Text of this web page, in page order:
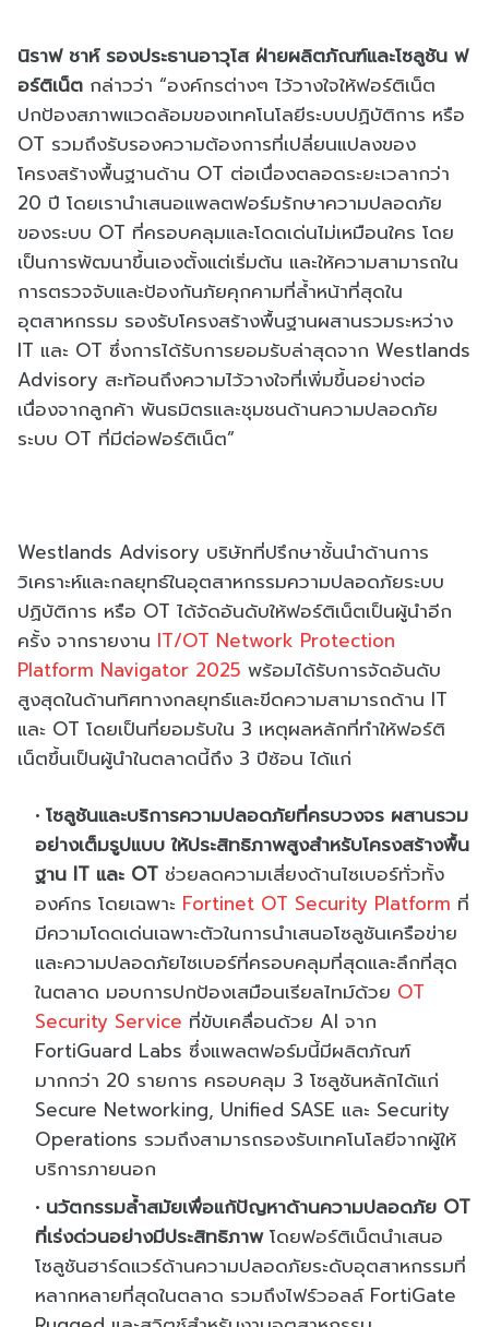
นิราฟ ชาห์ รองประธานอาวุโส ฝ่ายผลิตภัณฑ์และโซลูชัน ฟ
อร์ติเน็ต กล่าวว่า “องค์กรต่างๆ ไว้วางใจให้ฟอร์ติเน็ต
ปกป้องสภาพแวดล้อมของเทคโนโลยีระบบปฏิบัติการ หรือ
OT รวมถึงรับรองความต้องการที่เปลี่ยนแปลงของ
โครงสร้างพื้นฐานด้าน OT ต่อเนื่องตลอดระยะเวลากว่า
20 ปี โดยเรานำเสนอแพลตฟอร์มรักษาความปลอดภัย
ของระบบ OT ที่ครอบคลุมและโดดเด่นไม่เหมือนใคร โดย
เป็นการพัฒนาขึ้นเองตั้งแต่เริ่มต้น และให้ความสามารถใน
การตรวจจับและป้องกันภัยคุกคามที่ล้ำหน้าที่สุดใน
อุตสาหกรรม รองรับโครงสร้างพื้นฐานผสานรวมระหว่าง
IT และ OT ซึ่งการได้รับการยอมรับล่าสุดจาก Westlands
Advisory สะท้อนถึงความไว้วางใจที่เพิ่มขึ้นอย่างต่อ
เนื่องจากลูกค้า พันธมิตรและชุมชนด้านความปลอดภัย
ระบบ OT ที่มีต่อฟอร์ติเน็ต”
Westlands Advisory บริษัทที่ปรึกษาชั้นนำด้านการ
วิเคราะห์และกลยุทธ์ในอุตสาหกรรมความปลอดภัยระบบ
ปฏิบัติการ หรือ OT ได้จัดอันดับให้ฟอร์ติเน็ตเป็นผู้นำอีก
ครั้ง จากรายงาน IT/OT Network Protection
Platform Navigator 2025 พร้อมได้รับการจัดอันดับ
สูงสุดในด้านทิศทางกลยุทธ์และขีดความสามารถด้าน IT
และ OT โดยเป็นที่ยอมรับใน 3 เหตุผลหลักที่ทำให้ฟอร์ติ
เน็ตขึ้นเป็นผู้นำในตลาดนี้ถึง 3 ปีซ้อน ได้แก่
โซลูชันและบริการความปลอดภัยที่ครบวงจร ผสานรวม
อย่างเต็มรูปแบบ ให้ประสิทธิภาพสูงสำหรับโครงสร้างพื้น
ฐาน IT และ OT ช่วยลดความเสี่ยงด้านไซเบอร์ทั่วทั้ง
องค์กร โดยเฉพาะ Fortinet OT Security Platform ที่
มีความโดดเด่นเฉพาะตัวในการนำเสนอโซลูชันเครือข่าย
และความปลอดภัยไซเบอร์ที่ครอบคลุมที่สุดและลึกที่สุด
ในตลาด มอบการปกป้องเสมือนเรียลไทม์ด้วย OT
Security Service ที่ขับเคลื่อนด้วย AI จาก
FortiGuard Labs ซึ่งแพลตฟอร์มนี้มีผลิตภัณฑ์
มากกว่า 20 รายการ ครอบคลุม 3 โซลูชันหลักได้แก่
Secure Networking, Unified SASE และ Security
Operations รวมถึงสามารถรองรับเทคโนโลยีจากผู้ให้
บริการภายนอก
นวัตกรรมล้ำสมัยเพื่อแก้ปัญหาด้านความปลอดภัย OT
ที่เร่งด่วนอย่างมีประสิทธิภาพโดยฟอร์ติเน็ตนำเสนอ
โซลูชันฮาร์ดแวร์ด้านความปลอดภัยระดับอุตสาหกรรมที่
หลากหลายที่สุดในตลาด รวมถึงไฟร์วอลล์ FortiGate